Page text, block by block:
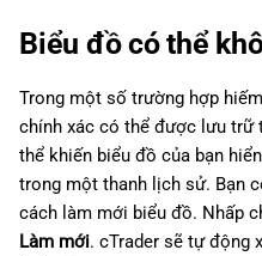
Biểu đồ có thể
Trong một số trường hợp
chính xác có thể được lưu trữ
thể khiến biểu đồ của bạn
trong một thanh lịch sử. Bạn
cách làm mới biểu đồ. Nhấp
Làm mới. cTrader sẽ tự động